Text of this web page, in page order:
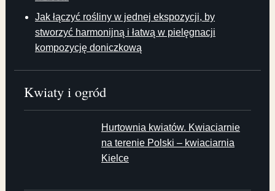
Jak łączyć rośliny w jednej ekspozycji, by
stworzyć harmonijną i łatwą w pielęgnacji
kompozycję doniczkową
Kwiaty i ogród
Hurtownia kwiatów. Kwiaciarnie
na terenie Polski – kwiaciarnia
Kielce